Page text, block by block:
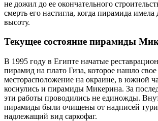
не дожил до ее окончательного
смерть его настигла, когда пирамида
высоту.
Текущее состояние пирамиды
В 1995 году в Египте начатые
пирамид на плато Гиза, которое нашло свое
месторасположение на окраине, в южной
коснулись и пирамиды Микерина. За
эти работы проводились не единожды.
пирамиды были очищены от надписей
надлежащий вид саркофаг.